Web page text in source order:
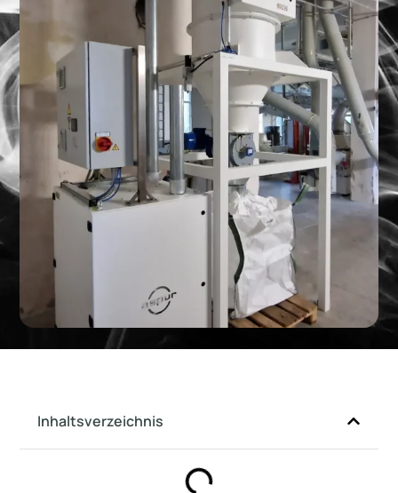
Inhaltsverzeichnis